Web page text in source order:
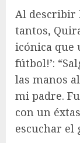
Al describir
tantos,
icónica que
fútbol!’:
las manos
mi padre.
con un
escuchar el